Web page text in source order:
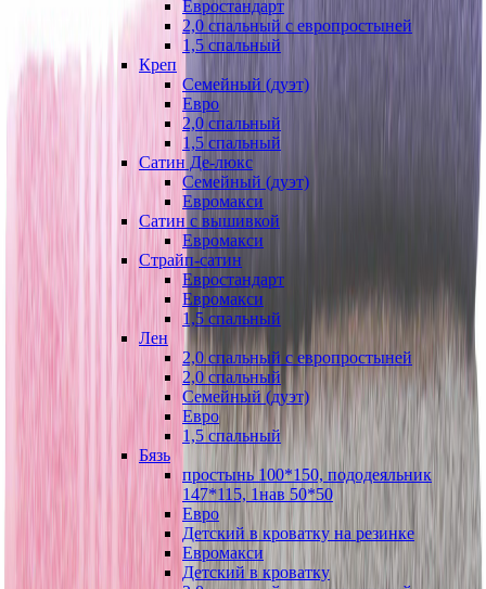
Евростандарт
2,0 спальный с европростыней
1,5 спальный
Креп
Семейный (дуэт)
Евро
2,0 спальный
1,5 спальный
Сатин Де-люкс
Семейный (дуэт)
Евромакси
Сатин с вышивкой
Евромакси
Страйп-сатин
Евростандарт
Евромакси
1,5 спальный
Лен
2,0 спальный с европростыней
2,0 спальный
Семейный (дуэт)
Евро
1,5 спальный
Бязь
простынь 100*150, пододеяльник
147*115, 1нав 50*50
Евро
Детский в кроватку на резинке
Евромакси
Детский в кроватку